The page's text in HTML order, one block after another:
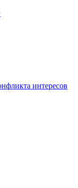
интересов